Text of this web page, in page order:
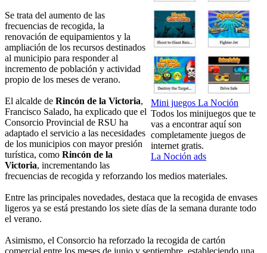
Mini juegos La Noción
Todos los minijuegos que te
vas a encontrar aquí son
completamente juegos de
internet gratis.
La Noción ads
Se trata del aumento de las
frecuencias de recogida, la
renovación de equipamientos y la
ampliación de los recursos destinados
al municipio para responder al
incremento de población y actividad
propio de los meses de verano.
El alcalde de Rincón de la Victoria,
Francisco Salado, ha explicado que el
Consorcio Provincial de RSU ha
adaptado el servicio a las necesidades
de los municipios con mayor presión
turística, como Rincón de la
Victoria, incrementando las
frecuencias de recogida y reforzando los medios materiales.
Entre las principales novedades, destaca que la recogida de envases
ligeros ya se está prestando los siete días de la semana durante todo
el verano.
Asimismo, el Consorcio ha reforzado la recogida de cartón